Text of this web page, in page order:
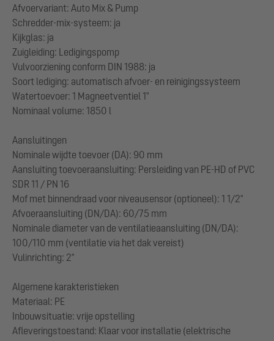
Afvoervariant: Auto Mix & Pump
Schredder-mix-systeem: ja
Kijkglas: ja
Zuigleiding: Ledigingspomp
Vulvoorziening conform DIN 1988: ja
Soort lediging: automatisch afvoer- en reinigingssysteem
Watertoevoer: 1 Magneetventiel 1"
Nominaal volume: 1850 l
Aansluitingen
Nominale wijdte toevoer (DA): 90 mm
Aansluiting toevoeraansluiting: Persleiding van PE-HD of PVC
SDR 11 / PN 16
Mof met binnendraad voor niveausensor (optioneel): 1 1/2"
Afvoeraansluiting (DN/DA): 60/75 mm
Nominale diameter van de ventilatieaansluiting (DN/DA):
100/110 mm (ventilatie via het dak vereist)
Vulinrichting: 2"
Algemene karakteristieken
Materiaal: PE
Inbouwsituatie: vrije opstelling
Afleveringstoestand: Klaar voor installatie (elektrische